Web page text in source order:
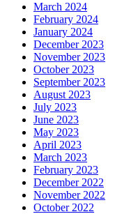
March 2024
February 2024
January 2024
December 2023
November 2023
October 2023
September 2023
August 2023
July 2023
June 2023
May 2023
April 2023
March 2023
February 2023
December 2022
November 2022
October 2022